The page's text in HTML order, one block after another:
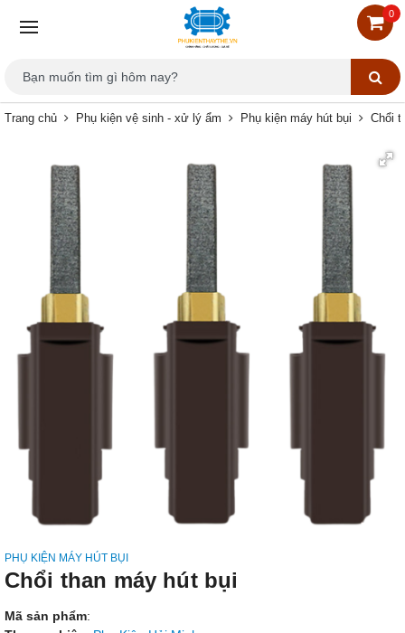
0
Trang chủ Phụ kiện vệ sinh - xử lý ẩm Phụ kiện máy hút bụi Chổi
PHỤ KIỆN MÁY HÚT BỤI
Chổi than máy hút bụi
Mã sản phẩm: